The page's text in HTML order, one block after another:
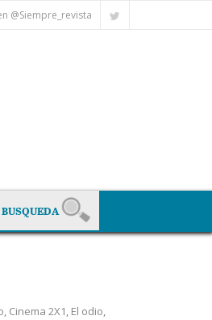
@Siempre_revista
, Cinema 2X1, El odio,